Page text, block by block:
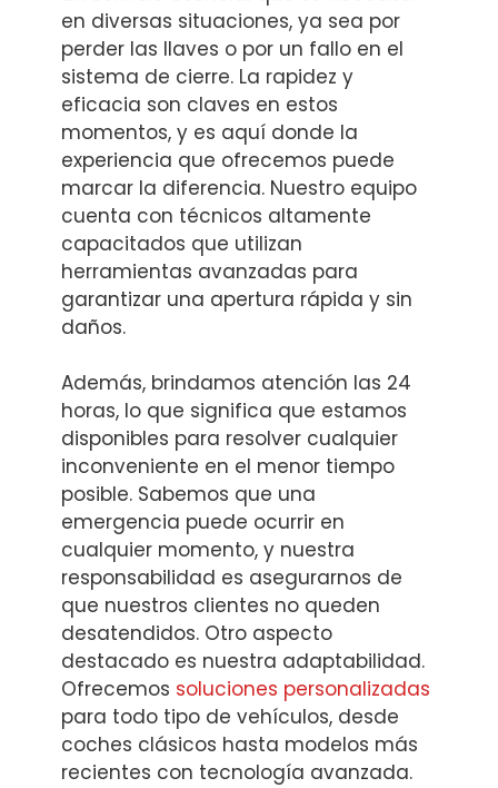
en diversas situaciones, ya sea por
perder las llaves o por un fallo en el
sistema de cierre. La rapidez y
eficacia son claves en estos
momentos, y es aquí donde la
experiencia que ofrecemos puede
marcar la diferencia. Nuestro equipo
cuenta con técnicos altamente
capacitados que utilizan
herramientas avanzadas para
garantizar una apertura rápida y sin
daños.
Además, brindamos atención las 24
horas, lo que significa que estamos
disponibles para resolver cualquier
inconveniente en el menor tiempo
posible. Sabemos que una
emergencia puede ocurrir en
cualquier momento, y nuestra
responsabilidad es asegurarnos de
que nuestros clientes no queden
desatendidos. Otro aspecto
destacado es nuestra adaptabilidad.
Ofrecemos soluciones personalizadas
para todo tipo de vehículos, desde
coches clásicos hasta modelos más
recientes con tecnología avanzada.